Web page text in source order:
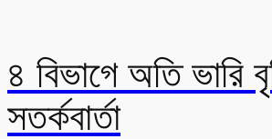
৪ বিভাগে অতি ভারি
সতর্কবার্তা